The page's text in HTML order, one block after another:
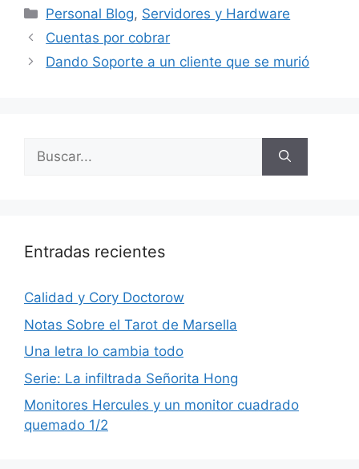
Categorías
Personal Blog, Servidores y Hardware
Cuentas por cobrar
Dando Soporte a un cliente que se murió
Buscar:
Entradas recientes
Calidad y Cory Doctorow
Notas Sobre el Tarot de Marsella
Una letra lo cambia todo
Serie: La infiltrada Señorita Hong
Monitores Hercules y un monitor cuadrado
quemado 1/2